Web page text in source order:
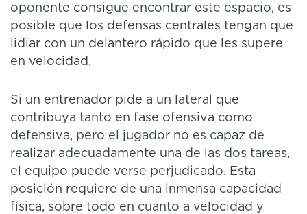
oponente consigue encontrar este espacio, es
posible que los defensas centrales tengan que
lidiar con un delantero rápido que les supere
en velocidad.
Si un entrenador pide a un lateral que
contribuya tanto en fase ofensiva como
defensiva, pero el jugador no es capaz de
realizar adecuadamente una de las dos tareas,
el equipo puede verse perjudicado. Esta
posición requiere de una inmensa capacidad
física, sobre todo en cuanto a velocidad y